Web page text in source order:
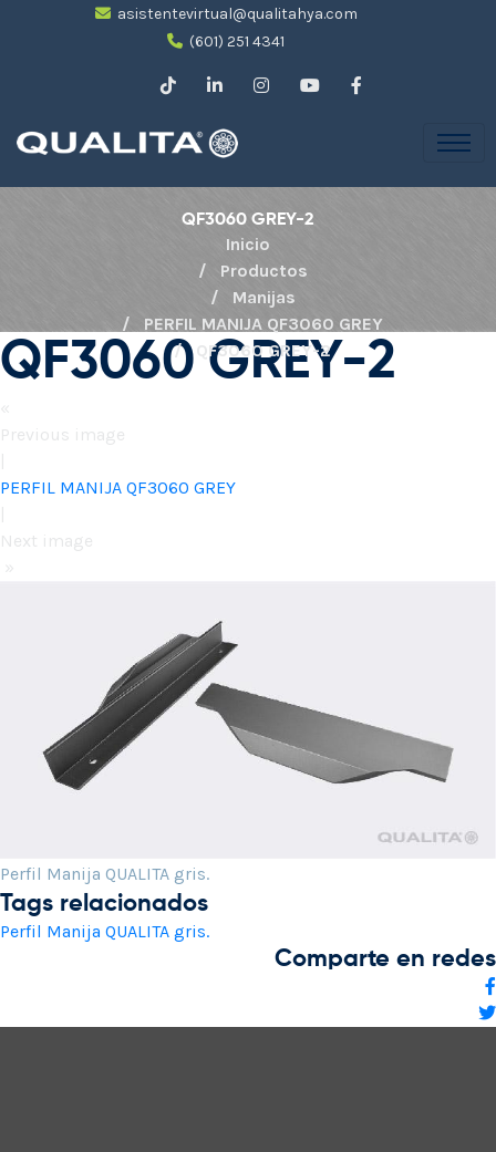
asistentevirtual@qualitahya.com
(601) 251 4341
QF3060 GREY-2
Inicio
Productos
Manijas
PERFIL MANIJA QF3060 GREY
QF3060 GREY-2
QF3060 GREY-2
«
Previous image
|
PERFIL MANIJA QF3060 GREY
|
Next image
»
Perfil Manija QUALITA gris.
Tags relacionados
Perfil Manija QUALITA gris.
Comparte en redes